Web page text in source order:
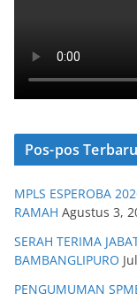
Pos-pos Terbaru
MPLS ESPEROBA
RAMAH Agustus 3,
SERAH TERIMA
BAMBANGLIPURO
PENGUMUMAN